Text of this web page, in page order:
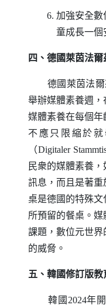
6. 加強安全數
童成長一個
四、德國萊茵法
德國萊茵法爾
舉辦媒體素養週，
媒體素養在每個
不應只限縮於
（Digitaler
民衆的媒體素養
訊息，而且是著
桌是德國的特殊文
所預留的餐桌。
課題，數位元世
的威脅。
五、韓國修訂版
韓國2024年開